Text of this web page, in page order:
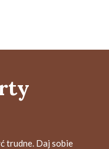
trudne. Daj sobie